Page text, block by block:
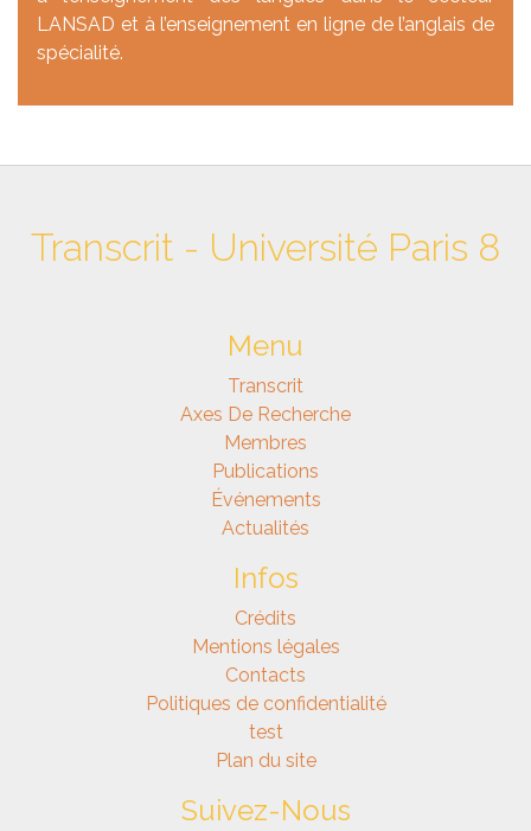
LANSAD et à l’enseignement en ligne de l’anglais de
spécialité.
Transcrit - Université Paris 8
Menu
Transcrit
Axes De Recherche
Membres
Publications
Événements
Actualités
Infos
Crédits
Mentions légales
Contacts
Politiques de confidentialité
test
Plan du site
Suivez-Nous